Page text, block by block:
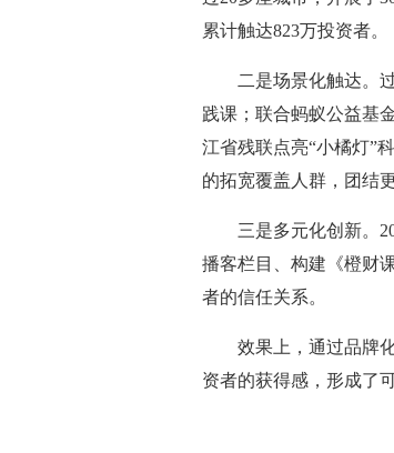
累计触达823万投资者。
二是场景化触达。
践课；联合蚂蚁公益基
江省残联点亮“小橘灯”
的拓宽覆盖人群，团结
三是多元化创新。
播客栏目、构建《橙财
者的信任关系。
效果上，通过品牌
资者的获得感，形成了